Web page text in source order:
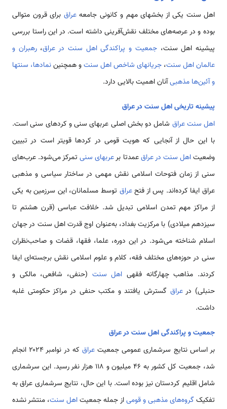
اهل سنت یکی از بخشهای مهم و کانونی جامعهعراق برای قرون متوالی
بوده و در عرصه‌های مختلف نقش‌آفرینی داشته است. در این راستا بررسی
پیشینه اهل سنت،جمعیت و پراکندگی اهل سنت در عراق،رهبران و
عالمان اهل سنت، جریانهای شاخص اهل سنتو همچنیننمادها، سنتها
و آئین‌ها مذهبیآنان اهمیت بالایی دارد.
پیشینه تاریخی اهل سنت در عراق
اهل سنت عراق شامل دو بخش اصلی عربهای سنی و کردهای سنی است.
با این حال از آنجایی که هویت قومی در کردها قویتر است در تبیین
وضعیتاهل سنت در عراقعمدتا برعربهای سنیتمرکز می‌شود. عرب‌های
سنی از زمان فتوحات اسلامی نقش مهمی در ساختار سیاسی و مذهبی
عراق ایفا کرده‌اند. پس از فتحعراق توسط مسلمانان، این سرزمین به یکی
از مراکز مهم تمدن اسلامی تبدیل شد. خلافت عباسی (قرن هشتم تا
سیزدهم میلادی) با مرکزیت بغداد، به‌عنوان اوج قدرت اهل سنت در جهان
اسلام شناخته می‌شود. در این دوره، علما، فقها، قضات و صاحب‌نظران
سنی در حوزه‌های مختلف فقه، کلام و علوم اسلامی نقش برجسته‌ای ایفا
کردند. مذاهب چهارگانه فقهی اهل سنت (حنفی، شافعی، مالکی و
حنبلی) درعراق گسترش یافتند و مکتب حنفی در مراکز حکومتی غلبه
داشت.
جمعیت و پراکندگی اهل سنت در عراق
بر اساس نتایج سرشماری عمومی جمعیتعراق
که در نوامبر ۲۰۲۴ انجام
شد، جمعیت کل کشور به ۴۶ میلیون و ۱۱۸ هزار نفر رسید. این سرشماری
شامل اقلیم کردستان نیز بوده است. با این حال، نتایج سرشماری عراق به
تفکیک گروه‌های مذهبی و قومیاز جمله جمعیتاهل سنت، منتشر نشده